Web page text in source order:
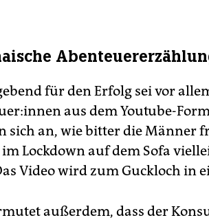
für den Erfolg sei vor
aus dem Youtube-
sich an, wie bitter die Männer
Lockdown auf dem Sofa
Video wird zum Guckloch in
außerdem, dass der